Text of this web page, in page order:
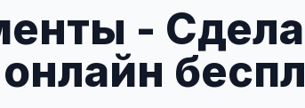
-
онлайн